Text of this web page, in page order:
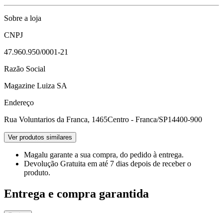
Sobre a loja
CNPJ
47.960.950/0001-21
Razão Social
Magazine Luiza SA
Endereço
Rua Voluntarios da Franca, 1465Centro - Franca/SP14400-900
Ver produtos similares
Magalu garante a sua compra, do pedido à entrega.
Devolução Gratuita em até 7 dias depois de receber o
produto.
Entrega e compra garantida